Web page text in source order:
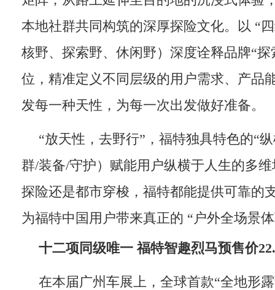
本地社群共同构筑的深厚探险文化。以 “
核野、探索野、休闲野）深度诠释品牌“
位，精准定义不同层级的用户需求、产品
发每一种天性，为每一次出发做好准备。
“放天性，去野行”，福特独具特色的“
群/装备/守护）赋能用户纵横于人生的多
探险还是都市穿梭，福特都能提供可靠的
为福特中国用户带来真正的 “户外全场景
十二项同级唯一福特智趣烈马预售价
在本届广州车展上，全球首款“全地形